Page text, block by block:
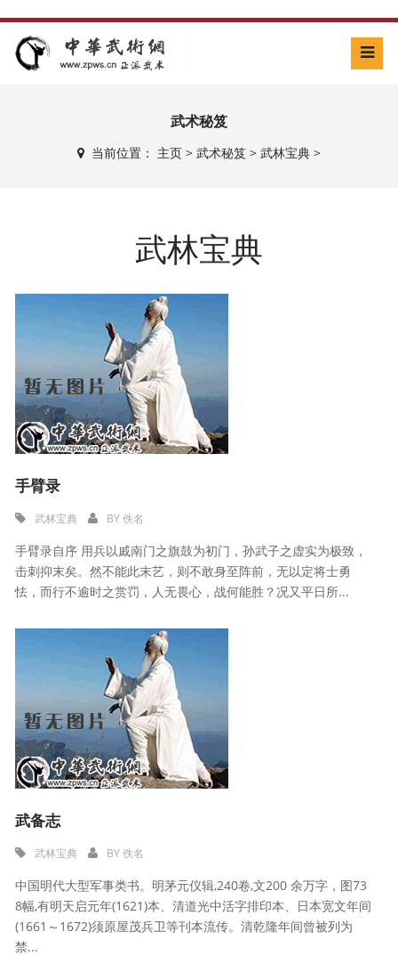
武术秘笈
当前位置： 主页> 武术秘笈> 武林宝典>
武林宝典
手臂录
武林宝典 BY佚名
手臂录自序 用兵以戚南门之旗鼓为初门，孙武子之虚实为极致，
击刺抑末矣。然不能此末艺，则不敢身至阵前，无以定将士勇
怯，而行不逾时之赏罚，人无畏心，战何能胜？况又平日所...
武备志
武林宝典 BY佚名
中国明代大型军事类书。明茅元仪辑,240卷,文200 余万字，图73
8幅,有明天启元年(1621)本、清道光中活字排印本、日本宽文年间
(1661～1672)须原屋茂兵卫等刊本流传。清乾隆年间曾被列为
禁...